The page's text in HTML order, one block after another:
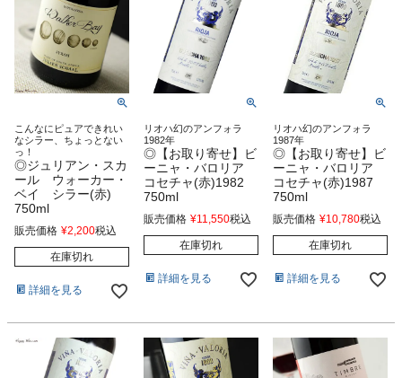
こんなにピュアできれい
なシラー、ちょっとない
っ！
◎ジュリアン・スカ
ール ウォーカー・
ベイ シラー(赤)
750ml
販売価格 ¥2,200税込
在庫切れ
詳細を見る
リオハ幻のアンフォラ
1982年
◎【お取り寄せ】ビ
ーニャ・バロリア
コセチャ(赤)1982
750ml
販売価格 ¥11,550税込
在庫切れ
詳細を見る
リオハ幻のアンフォラ
1987年
◎【お取り寄せ】ビ
ーニャ・バロリア
コセチャ(赤)1987
750ml
販売価格 ¥10,780税込
在庫切れ
詳細を見る